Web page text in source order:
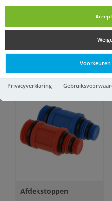
Voorkeuren
Privacyverklaring
Knelkoppelingen
Afdekstoppen